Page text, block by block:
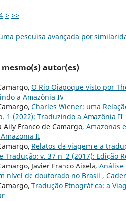
> >>
pesquisa avançada por
autor(es)
O Rio Oiapoque visto por
a Amazônia IV
Charles Wiener: uma
1 (2022): Traduzindo a Amazônia II
Aily Franco de Camargo, Amazonas
II
Relatos de viagem e a
Tradução: v. 37 n. 2 (2017): Edição
Javier Franco Aixelá,
nível de doutorado no Brasil ,
Tradução Etnogr´´afica: a